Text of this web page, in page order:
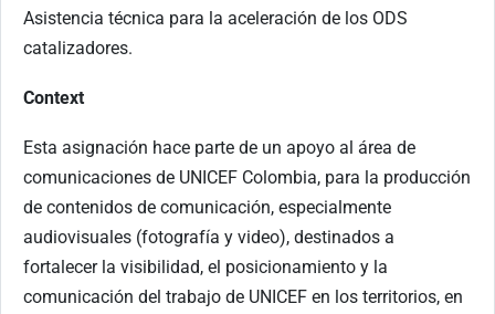
Asistencia técnica para la aceleración de los ODS
catalizadores.
Context
Esta asignación hace parte de un apoyo al área de
comunicaciones de UNICEF Colombia, para la producción
de contenidos de comunicación, especialmente
audiovisuales (fotografía y video), destinados a
fortalecer la visibilidad, el posicionamiento y la
comunicación del trabajo de UNICEF en los territorios, en